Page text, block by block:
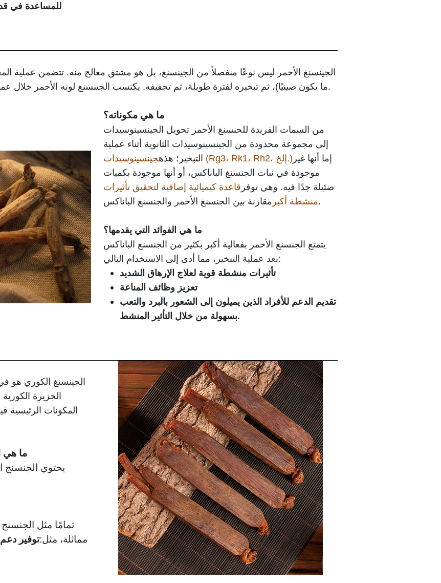
للمساعدة في
الجينسنغ الأحمر ليس نوعًا منفصلاً من الجينسنغ، بل هو مشتق معالج منه. تتضمن عملية
ما يكون صينيًا)، ثم تبخيره لفترة طويلة، ثم تجفيفه. يكتسب الجينسنغ لونه الأحمر خلال عملية التبخير، وتتغير مكوناته الطبية خلالها.
ما هي مكوناته؟
من السمات الفريدة للجنسنغ الأحمر تحويل الجينسينوسيدات
إلى مجموعة محدودة من الجينسينوسيدات الثانوية أثناء عملية
التبخير؛ هذه
جينسينوسيدات (Rg3، Rk1، Rh2، إلخ.) إما أنها غير
موجودة في نبات الجنسنغ الباناكس، أو أنها موجودة بكميات
ضئيلة جدًا فيه. وهي توفر قاعدة كيميائية إضافية لتحقيق تأثيرات
منشطة أكبرمقارنة بين الجنسنغ الأحمر والجنسنغ الباناكس.
يتمتع الجنسنغ الأحمر بفعالية أكبر بكثير من الجنسنغ الباناكس
بعد عملية التبخير، مما أدى إلى الاستخدام التالي:
تأثيرات منشطة قوية لعلاج الإرهاق الشديد
تعزيز وظائف المناعة
تقديم الدعم للأفراد الذين يميلون إلى الشعور بالبرد والتعب
بسهولة من خلال التأثير المنشط.
الجينسنغ الكوري هو
الجزيرة
المكونات الرئيسية
ما هي
يحتوي الجنسنج
تمامًا مثل الجنسنج
مماثلة، مثل:توفير